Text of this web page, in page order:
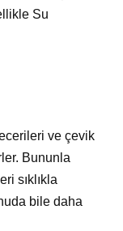
Su
ve çevik
Bununla
sıklıkla
bile daha